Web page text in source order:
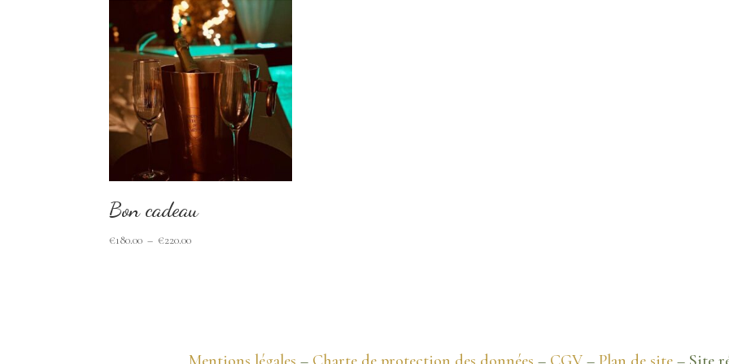
Bon cadeau
€180.00 – €220.00Plage